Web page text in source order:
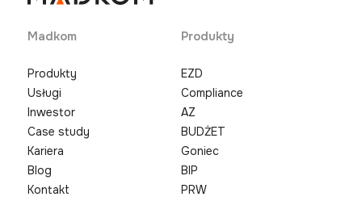
Madkom
Produkty
Usługi
Inwestor
Case study
Kariera
Blog
Kontakt
Produkty
EZD
Compliance
AZ
BUDŻET
Goniec
BIP
PRW